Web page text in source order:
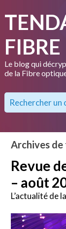
FIBRE
Le blog qui
de la Fibre
Archives de
Revue
– août
L’actualité de